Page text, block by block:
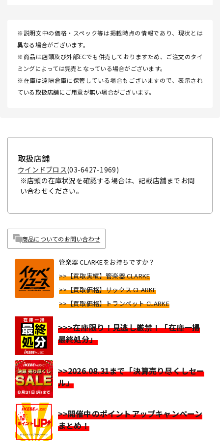
※説明文中の価格・スペック等は掲載時点の情報であり、現状とは
異なる場合がございます。
※商品は店頭及び外部ECでも併売しておりますため、ご注文のタイ
ミングによっては完売となっている場合がございます。
※在庫は遠隔倉庫に保管している場合もございますので、表示され
ている取扱店舗にご用意が無い場合がございます。
取扱店舗
ウインドブロス(03-6427-1969)
※店頭の在庫状況を確認する場合は、記載店舗までお問
い合わせください。
商品についてのお問い合わせ
管楽器 CLARKEをお持ちですか？
>>【買取実績】管楽器 CLARKE
>>【買取価格】サックス CLARKE
>>【買取価格】トランペット CLARKE
>>>在庫限り！見逃し厳禁！「在庫一掃
最終処分」
>>2026.08.31まで「決算売り尽くしセー
ル」
>>開催中のポイントアップキャンペーン
まとめ！